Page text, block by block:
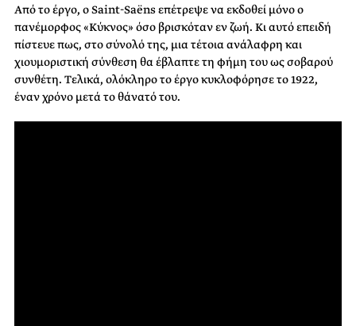
Από το έργο, ο Saint-Saëns επέτρεψε να εκδοθεί μόνο ο
πανέμορφος «Κύκνος» όσο βρισκόταν εν ζωή. Κι αυτό επειδή
πίστευε πως, στο σύνολό της, μια τέτοια ανάλαφρη και
χιουμοριστική σύνθεση θα έβλαπτε τη φήμη του ως σοβαρού
συνθέτη. Τελικά, ολόκληρο το έργο κυκλοφόρησε το 1922,
έναν χρόνο μετά το θάνατό του.